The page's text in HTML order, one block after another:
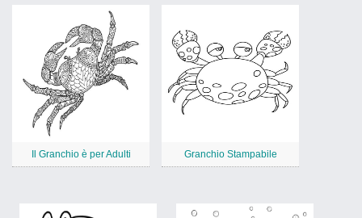
Il Granchio è per Adulti Granchio Stampabile